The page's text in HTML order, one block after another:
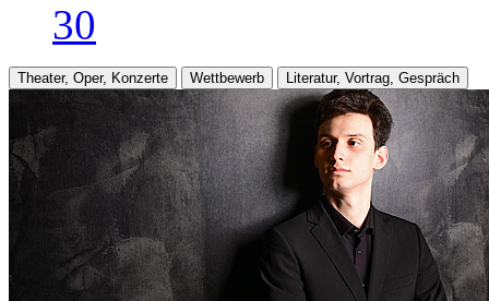
30
Theater, Oper, Konzerte Wettbewerb Literatur, Vortrag, Gespräch